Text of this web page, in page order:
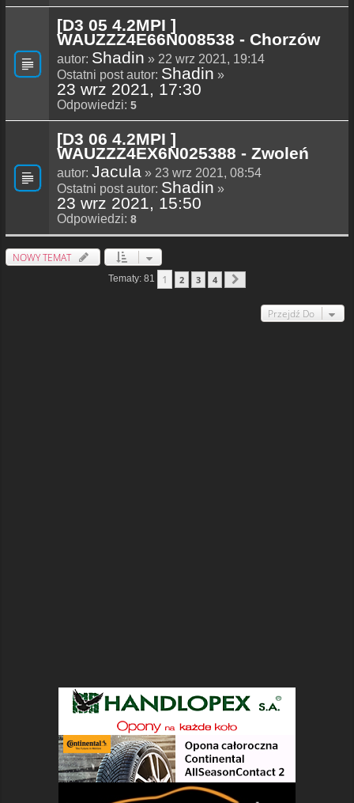
[D3 05 4.2MPI ]
WAUZZZ4E66N008538 - Chorzów
autor: Shadin » 22 wrz 2021, 19:14
Ostatni post autor: Shadin »
23 wrz 2021, 17:30
Odpowiedzi: 5
[D3 06 4.2MPI ]
WAUZZZ4EX6N025388 - Zwoleń
autor: Jacula » 23 wrz 2021, 08:54
Ostatni post autor: Shadin »
23 wrz 2021, 15:50
Odpowiedzi: 8
NOWY TEMAT
Tematy: 81 1 2 3 4
Przejdź Do